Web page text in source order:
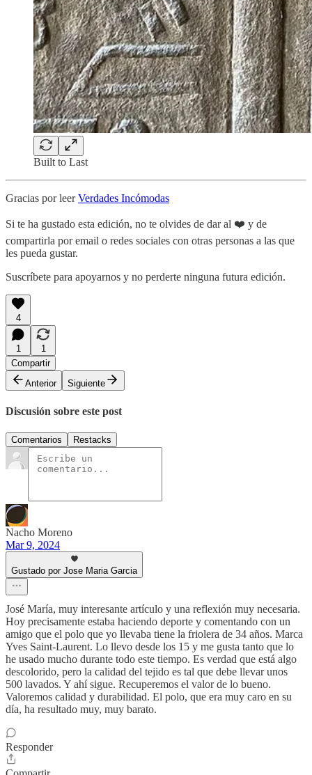
Built to Last
Gracias por leerVerdades Incómodas
Si te ha gustado esta edición, no te olvides de dar al ❤️ y de
compartirla por email o redes sociales con otras personas a las que
les pueda gustar.
Suscríbete para apoyarnos y no perderte ninguna futura edición.
4
1
1
Compartir
Anterior
Siguiente
Discusión sobre este post
Comentarios Restacks
Nacho Moreno
Mar 9, 2024
Gustado por Jose Maria Garcia
José María, muy interesante artículo y una reflexión muy necesaria.
Hoy precisamente estaba haciendo deporte y comentando con un
amigo que el polo que yo llevaba tiene la friolera de 34 años. Marca
Yves Saint-Laurent. Lo llevo desde los 15 y me gusta tanto que lo
he usado mucho durante todo este tiempo. Es verdad que está algo
descolorido, pero la calidad del tejido es tal que debe llevar unos
500 lavados. Y ahí sigue. Recuperemos el valor de lo bueno.
Valoremos calidad y durabilidad. El polo, que era muy caro en su
día, ha resultado muy, muy barato.
Responder